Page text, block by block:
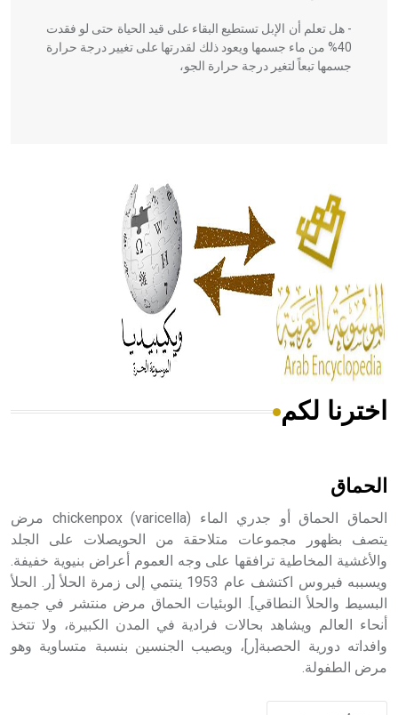
- هل تعلم أن الإبل تستطيع البقاء على قيد الحياة حتى لو فقدت
40% من ماء جسمها ويعود ذلك لقدرتها على تغيير درجة حرارة
جسمها تبعاً لتغير درجة حرارة الجو،
الحكم، الأدلة، تنظيم التغذية، ورسالته في جروح الرأس. ويعود
له الفضل بأنه حرر الطب من الدين والفلسفة.
- هل تعلم أن المرجان إفراز حيواني يتكون في البحر ويتركب
من مادة كربونات الكلسيوم، وهو أحمر أو شديد الحمرة وهو
أجود أنواعه، ويمتاز بكبر الحجم ويسمى الش
هل تعلم أن الأبسيد كلمة فرنسية اللفظ تم اعتمادها مصطلحاً
- هل تعلم أن أبجر Abgar اسم معروف جيداً يعود إلى عدد من
الملوك الذين حكموا مدينة إديسا (الرها) من أبجر الأول وحتى
التاسع، وهم ينتسبون إلى أسرة أوسروين
اخترنا لكم
الحماق
الحماق الحماق أو جدري الماء chickenpox (varicella) مرض
يتصف بظهور مجموعات متلاحقة من الحويصلات على الجلد
والأغشية المخاطية ترافقها على وجه العموم أعراض بنيوية خفيفة.
ويسببه فيروس اكتشف عام 1953 ينتمي إلى زمرة الحلأ [ر. الحلأ
البسيط والحلأ النطاقي]. الوبئيات الحماق مرض منتشر في جميع
أنحاء العالم ويشاهد بحالات فرادية في المدن الكبيرة، ولا تتخذ
وافداته دورية الحصبة[ر]، ويصيب الجنسين بنسبة متساوية وهو
مرض الطفولة.